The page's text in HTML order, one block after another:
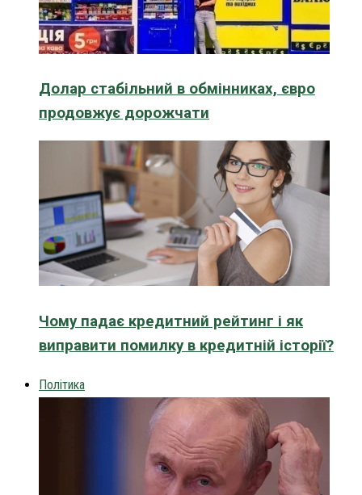
Долар стабільний в обмінниках, євро
продовжує дорожчати
Чому падає кредитний рейтинг і як
виправити помилку в кредитній історії?
Політика